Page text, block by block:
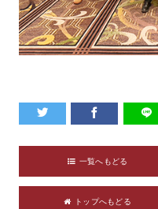
一覧へもどる
トップへもどる